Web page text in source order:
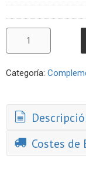
Categoría:
Costes de